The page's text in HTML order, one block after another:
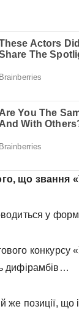
що звання
у
конкурсу
дифірамбів…
позиції, що